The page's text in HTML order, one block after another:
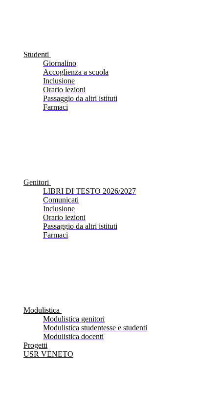
Studenti
Giornalino
Accoglienza a scuola
Inclusione
Orario lezioni
Passaggio da altri istituti
Farmaci
Genitori
LIBRI DI TESTO 2026/2027
Comunicati
Inclusione
Orario lezioni
Passaggio da altri istituti
Farmaci
Modulistica
Modulistica genitori
Modulistica studentesse e studenti
Modulistica docenti
Progetti
USR VENETO